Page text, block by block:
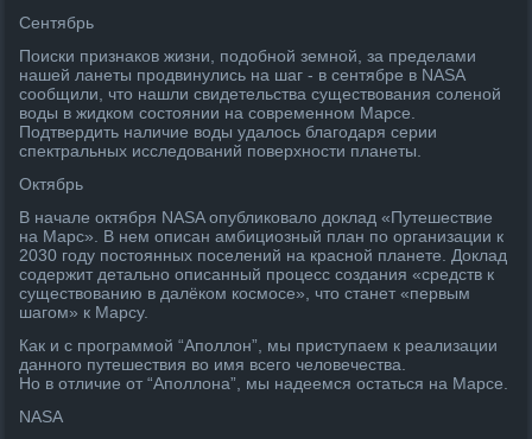
Сентябрь
Поиски признаков жизни, подобной земной, за пределами
нашей ланеты продвинулись на шаг - в сентябре в NASA
сообщили, что нашли свидетельства существования соленой
воды в жидком состоянии на современном Марсе.
Подтвердить наличие воды удалось благодаря серии
спектральных исследований поверхности планеты.
Октябрь
В начале октября NASA опубликовало доклад «Путешествие
на Марс». В нем описан амбициозный план по организации к
2030 году постоянных поселений на красной планете. Доклад
содержит детально описанный процесс создания «средств к
существованию в далёком космосе», что станет «первым
шагом» к Марсу.
Как и с программой “Аполлон”, мы приступаем к реализации
данного путешествия во имя всего человечества.
Но в отличие от “Аполлона”, мы надеемся остаться на Марсе.
NASA